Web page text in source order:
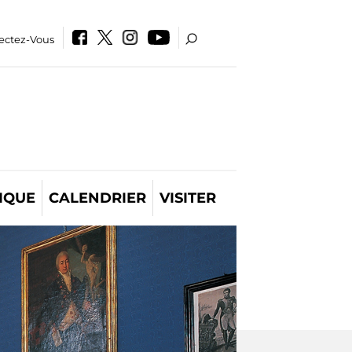
Vous
CALENDRIER VISITER